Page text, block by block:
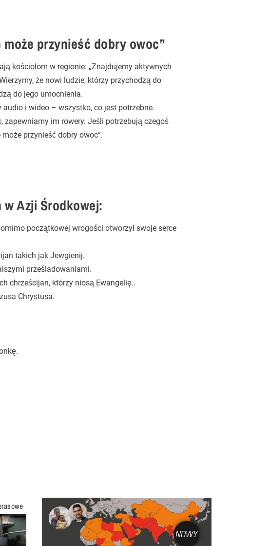
może przynieść dobry owoc”
kościołom w regionie: „Znajdujemy aktywnych
że nowi ludzie, którzy przychodzą do
do jego umocnienia.
audio i wideo – wszystko, co jest potrzebne.
zapewniamy im rowery. Jeśli potrzebują czegoś
przynieść dobry owoc”.
Azji Środkowej:
początkowej wrogości otworzył swoje serce
takich jak Jewgienij.
prześladowaniami.
chrześcijan, którzy niosą Ewangelię..
Chrystusa.